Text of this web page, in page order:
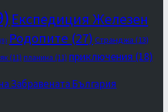
Експедиция Железен
(9) Родопите (27) Странджа (13)
(11) планина (11) приключения (18)
Забравената България